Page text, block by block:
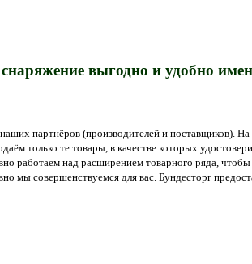
выгодно и удобно
партнёров (производителей и поставщиков).
только те товары, в качестве которых
работаем над расширением товарного ряда,
мы совершенствуемся для вас. Бундесторг